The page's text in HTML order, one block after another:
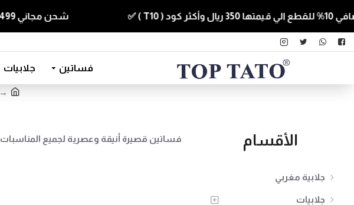
شحن مجاني 499 ريال وأكثر ✅
فساتين جلابيات
الأقسام
جلابية مغربي
جلابيات
فساتين قصيرة أنيقة وعصرية لجميع المناسبات